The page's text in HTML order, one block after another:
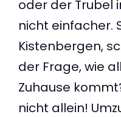
oder der Trubel
nicht einfacher.
Kistenbergen,
der Frage, wie
Zuhause
nicht allein!